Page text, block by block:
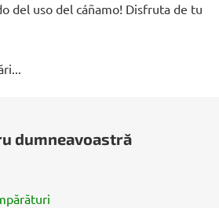
del uso del cáñamo! Disfruta de tu
dumneavoastră